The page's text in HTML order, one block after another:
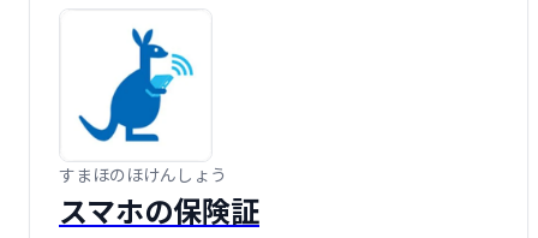
すまほのほけんしょう
スマホの保険証